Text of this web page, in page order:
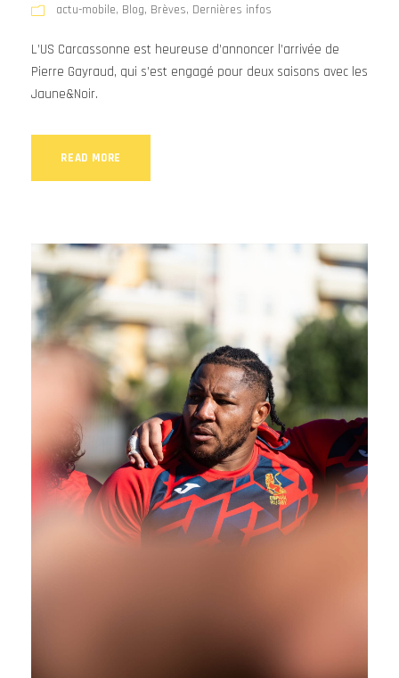
actu-mobile, Blog, Brèves, Dernières infos
L’US Carcassonne est heureuse d’annoncer l’arrivée de
Pierre Gayraud, qui s’est engagé pour deux saisons avec les
Jaune&Noir.
READ MORE